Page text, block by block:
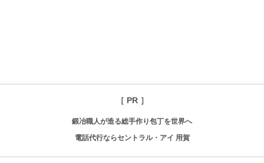
［ PR ］
鍛冶職人が造る総手作り包丁を世界へ
電話代行ならセントラル・アイ 用賀